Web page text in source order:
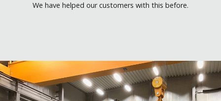
We have helped our customers with this before.